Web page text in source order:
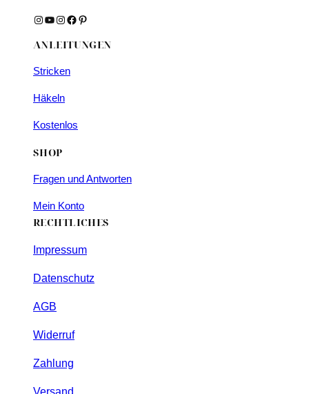
Instagram YouTube Instagram Facebook Pinterest
ANLEITUNGEN
Stricken
Häkeln
Kostenlos
SHOP
Fragen und Antworten
Mein Konto
RECHTLICHES
Impressum
Datenschutz
AGB
Widerruf
Zahlung
Versand